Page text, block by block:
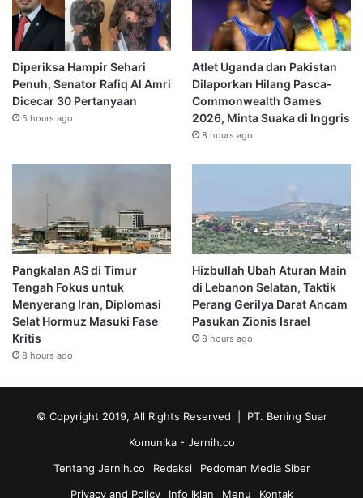
Diperiksa Hampir Sehari
Penuh, Senator Rafiq Al Amri
Dicecar 30 Pertanyaan
5 hours ago
Atlet Uganda dan Pakistan
Dilaporkan Hilang Pasca-
Commonwealth Games
2026, Minta Suaka di Inggris
8 hours ago
Pangkalan AS di Timur
Tengah Fokus untuk
Menyerang Iran, Diplomasi
Selat Hormuz Masuki Fase
Kritis
8 hours ago
Hizbullah Ubah Aturan Main
di Lebanon Selatan, Taktik
Perang Gerilya Darat Ancam
Pasukan Zionis Israel
8 hours ago
© Copyright 2019, All Rights Reserved | PT. Bening Suar
Komunika - Jernih.co
Tentang Jernih.co
Redaksi
Pedoman Media Siber
Privacy and Policy
Info Iklan Menu Kontak